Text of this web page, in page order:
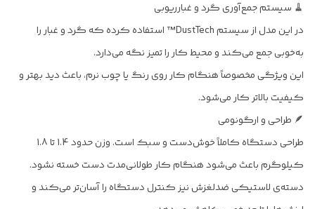
🧹 سیستم جمع‌آوری گرد و غبارریوبی
در این مدل از سیستم DustTech™ استفاده کرده که گرد و غبار را
به‌خوبی جمع می‌کند و محیط کار را تمیز نگه می‌دارد.
این ویژگی مخصوصاً هنگام کار روی رنگ یا چوب نرم، باعث دید بهتر و
کیفیت بالاتر کار می‌شود.
🪶 طراحی و ارگونومی
طراحی دستگاه کاملاً خوش‌دست و سبک است. وزن حدود 1.4 تا 1.8
کیلوگرم باعث می‌شود هنگام کار طولانی‌مدت دست خسته نشود.
دسته‌ی لاستیکی ضدلغزش نیز کنترل دستگاه را آسان‌تر می‌کند و